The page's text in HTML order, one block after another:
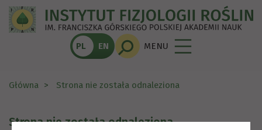
PL EN MENU
Główna Strona nie została odnaleziona
Strona nie została odnaleziona